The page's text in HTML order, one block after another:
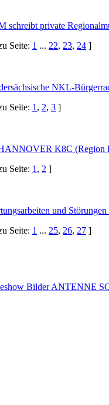
schreibt private
Seite: 1 ... 22, 23, 24 ]
NKL-
Seite: 1 , 2, 3 ]
K8C (Region
Seite: 1 , 2 ]
und
Seite: 1 ... 25, 26, 27 ]
Bilder ANTENNE